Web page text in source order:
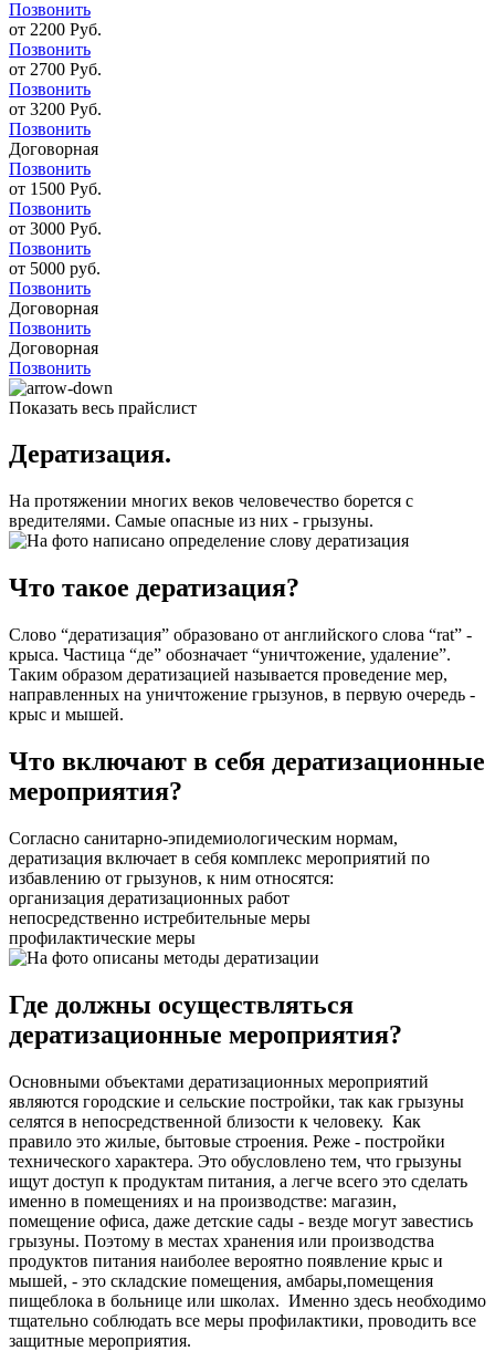
Позвонить
от 2200 Руб.
Позвонить
от 2700 Руб.
Позвонить
от 3200 Руб.
Позвонить
Договорная
Позвонить
от 1500 Руб.
Позвонить
от 3000 Руб.
Позвонить
от 5000 руб.
Позвонить
Договорная
Позвонить
Договорная
Позвонить
Показать весь прайслист
Дератизация.
На протяжении многих веков человечество борется с
вредителями. Самые опасные из них - грызуны.
Что такое дератизация?
Слово “дератизация” образовано от английского слова “rat” -
крыса. Частица “де” обозначает “уничтожение, удаление”.
Таким образом дератизацией называется проведение мер,
направленных на уничтожение грызунов, в первую очередь -
крыс и мышей.
Что включают в себя дератизационные
мероприятия?
Согласно санитарно-эпидемиологическим нормам,
дератизация включает в себя комплекс мероприятий по
избавлению от грызунов, к ним относятся:
организация дератизационных работ
непосредственно истребительные меры
профилактические меры
Где должны осуществляться
дератизационные мероприятия?
Основными объектами дератизационных мероприятий
являются городские и сельские постройки, так как грызуны
селятся в непосредственной близости к человеку. Как
правило это жилые, бытовые строения. Реже - постройки
технического характера. Это обусловлено тем, что грызуны
ищут доступ к продуктам питания, а легче всего это сделать
именно в помещениях и на производстве: магазин,
помещение офиса, даже детские сады - везде могут завестись
грызуны. Поэтому в местах хранения или производства
продуктов питания наиболее вероятно появление крыс и
мышей, - это складские помещения, амбары,помещения
пищеблока в больнице или школах. Именно здесь необходимо
тщательно соблюдать все меры профилактики, проводить все
защитные мероприятия.